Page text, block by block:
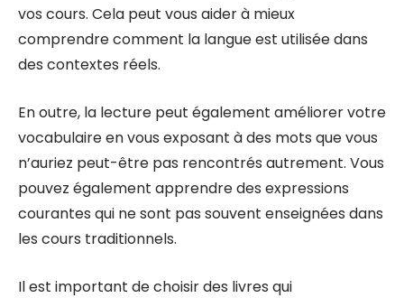
vos cours. Cela peut vous aider à mieux
comprendre comment la langue est utilisée dans
des contextes réels.
En outre, la lecture peut également améliorer votre
vocabulaire en vous exposant à des mots que vous
n’auriez peut-être pas rencontrés autrement. Vous
pouvez également apprendre des expressions
courantes qui ne sont pas souvent enseignées dans
les cours traditionnels.
Il est important de choisir des livres qui